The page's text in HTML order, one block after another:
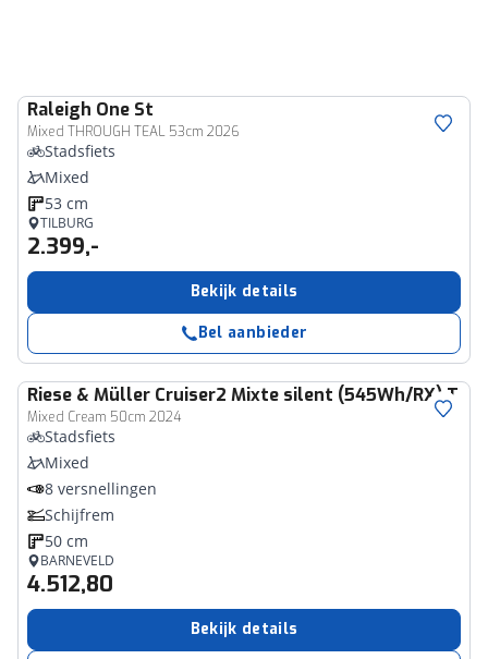
Raleigh One St
Mixed THROUGH TEAL 53cm 2026
Stadsfiets
Mixed
53 cm
TILBURG
2.399,-
Bekijk details
Bel aanbieder
Riese & Müller Cruiser2 Mixte silent (545Wh/RX) T
Mixed Cream 50cm 2024
Stadsfiets
Mixed
8 versnellingen
Schijfrem
50 cm
BARNEVELD
4.512,80
Bekijk details